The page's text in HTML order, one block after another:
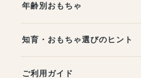
年齢別おもちゃ
知育・おもちゃ選びのヒント
ご利用ガイド